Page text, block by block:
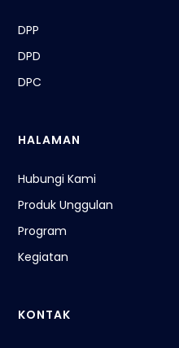
DPP
DPD
DPC
HALAMAN
Hubungi Kami
Produk Unggulan
Program
Kegiatan
KONTAK